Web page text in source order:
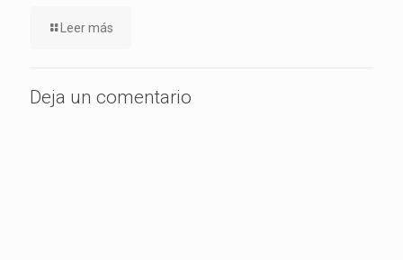
Leer más
Deja un comentario